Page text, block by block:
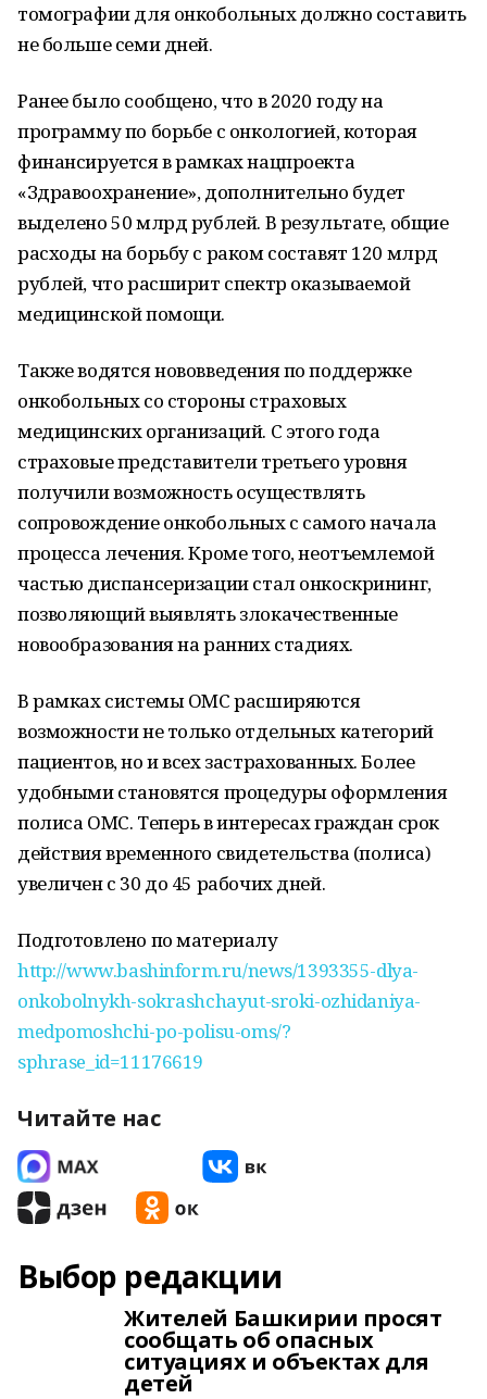
томографии для онкобольных должно составить
не больше семи дней.
Ранее было сообщено, что в 2020 году на
программу по борьбе с онкологией, которая
финансируется в рамках нацпроекта
«Здравоохранение», дополнительно будет
выделено 50 млрд рублей. В результате, общие
расходы на борьбу с раком составят 120 млрд
рублей, что расширит спектр оказываемой
медицинской помощи.
Также водятся нововведения по поддержке
онкобольных со стороны страховых
медицинских организаций. С этого года
страховые представители третьего уровня
получили возможность осуществлять
сопровождение онкобольных с самого начала
процесса лечения. Кроме того, неотъемлемой
частью диспансеризации стал онкоскрининг,
позволяющий выявлять злокачественные
новообразования на ранних стадиях.
В рамках системы ОМС расширяются
возможности не только отдельных категорий
пациентов, но и всех застрахованных. Более
удобными становятся процедуры оформления
полиса ОМС. Теперь в интересах граждан срок
действия временного свидетельства (полиса)
увеличен с 30 до 45 рабочих дней.
Подготовлено по материалу
http://www.bashinform.ru/news/1393355-dlya-
onkobolnykh-sokrashchayut-sroki-ozhidaniya-
medpomoshchi-po-polisu-oms/?
sphrase_id=11176619
Читайте нас
Выбор редакции
Жителей Башкирии просят
сообщать об опасных
ситуациях и объектах для
детей